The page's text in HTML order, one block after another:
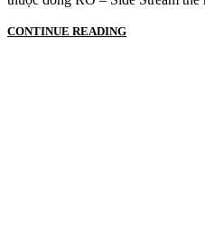
CONTINUE READING